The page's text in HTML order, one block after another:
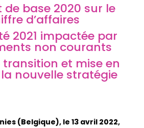
de base 2020 sur le
d’affaires
2021 impactée par
non courants
transition et mise en
nouvelle stratégie
(Belgique), le 13 avril 2022,